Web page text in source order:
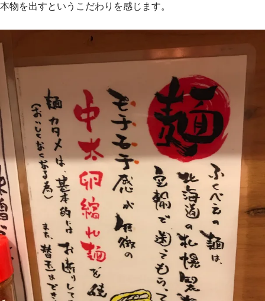
本物を出すというこだわりを感じます。